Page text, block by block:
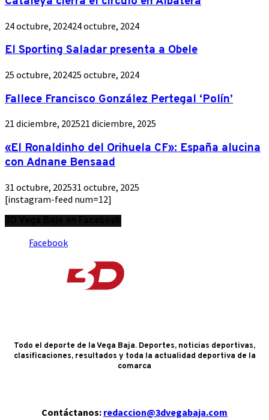
24 octubre, 202424 octubre, 2024
El Sporting Saladar presenta a Obele
25 octubre, 202425 octubre, 2024
Fallece Francisco González Pertegal ‘Polín’
21 diciembre, 202521 diciembre, 2025
«El Ronaldinho del Orihuela CF»: España alucina
con Adnane Bensaad
31 octubre, 202531 octubre, 2025
[instagram-feed num=12]
Facebook
Todo el deporte de la Vega Baja. Deportes, noticias deportivas,
clasificaciones, resultados y toda la actualidad deportiva de la
comarca
Contáctanos: redaccion@3dvegabaja.com